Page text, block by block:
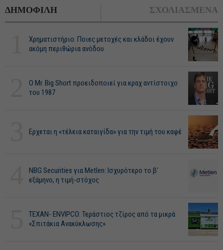
ΔΗΜΟΦΙΛΗ ΣΧΟΛΙΑΣΜΕΝΑ
Χρηματιστήριο: Ποιες μετοχές και κλάδοι έχουν
ακόμη περιθώρια ανόδου
O Mr. Big Short προειδοποιεί για κραχ αντίστοιχο
του 1987
Ερχεται η «τέλεια καταιγίδα» για την τιμή του καφέ
NBG Securities για Metlen: Ισχυρότερο το β'
εξάμηνο, η τιμή-στόχος
ΤΕΧΑΝ- ENVIPCO: Τεράστιος τζίρος από τα μικρά
«Σπιτάκια Ανακύκλωσης»